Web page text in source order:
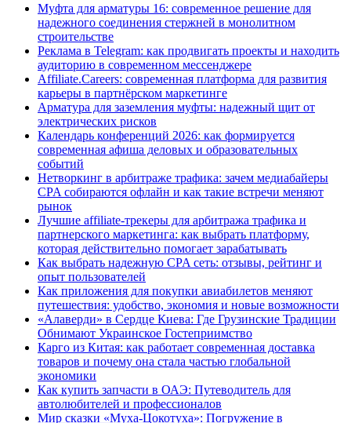
Муфта для арматуры 16: современное решение для
надежного соединения стержней в монолитном
строительстве
Реклама в Telegram: как продвигать проекты и находить
аудиторию в современном мессенджере
Affiliate.Careers: современная платформа для развития
карьеры в партнёрском маркетинге
Арматура для заземления муфты: надежный щит от
электрических рисков
Календарь конференций 2026: как формируется
современная афиша деловых и образовательных
событий
Нетворкинг в арбитраже трафика: зачем медиабайеры
CPA собираются офлайн и как такие встречи меняют
рынок
Лучшие affiliate-трекеры для арбитража трафика и
партнерского маркетинга: как выбрать платформу,
которая действительно помогает зарабатывать
Как выбрать надежную CPA сеть: отзывы, рейтинг и
опыт пользователей
Как приложения для покупки авиабилетов меняют
путешествия: удобство, экономия и новые возможности
«Алаверди» в Сердце Киева: Где Грузинские Традиции
Обнимают Украинское Гостеприимство
Карго из Китая: как работает современная доставка
товаров и почему она стала частью глобальной
экономики
Как купить запчасти в ОАЭ: Путеводитель для
автолюбителей и профессионалов
Мир сказки «Муха-Цокотуха»: Погружение в